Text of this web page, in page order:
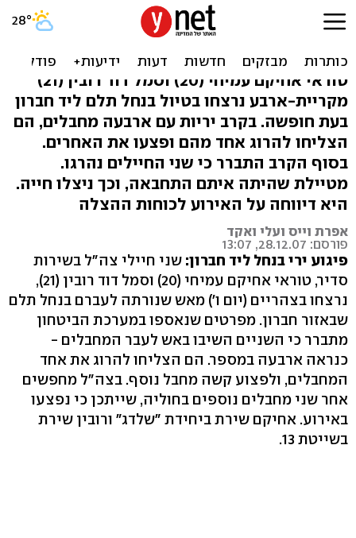
טיול שהפך לקרב: שני חיילים
נרצחו, מחבל נהרג
טוראי אחיקם עמיחי (20) וסמל דוד רובין (21)
מקריית-ארבע נרצחו בטיול בנחל תלם ליד חברון
בעת חופשה. בקרב יריות עם ארבעה מחבלים, הם
הצליחו להרוג אחד מהם ופצעו את האחרים.
בסוף הקרב התברר כי שני החיילים נהרגו.
מטיילת שהיתה איתם התחבאה, וכך ניצלו חייה.
היא דיווחה על האירוע לכוחות ההצלה
אפרת וייס ועלי ואקד
פורסם: 28.12.07, 13:07
פיגוע ירי בנחל ליד חברון: שני חיילי צה"ל בשירות
סדיר, טוראי אחיקם עמיחי (20) וסמל דוד רובין (21),
נרצחו בצהריים (יום ו') מאש שנורתה לעברם בנחל תלם
שבאזור חברון. מפרטים שנאספו במערכת הביטחון
מתברר כי השניים השיבו באש לעבר המחבלים -
כנראה ארבעה במספר. הם הצליחו להרוג את אחד
המחבלים, ולפצוע קשה מחבל נוסף. בצה"ל מחפשים
אחר שני מחבלים נוספים בחוליה, שייתכן כי נפצעו
באירוע. אחיקם שירת ביחידת "שלדג" ורובין שירת
בשייטת 13.